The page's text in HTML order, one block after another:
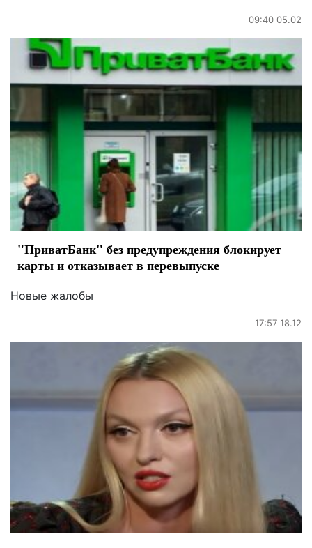
09:40 05.02
"ПриватБанк" без предупреждения блокирует
карты и отказывает в перевыпуске
Новые жалобы
17:57 18.12